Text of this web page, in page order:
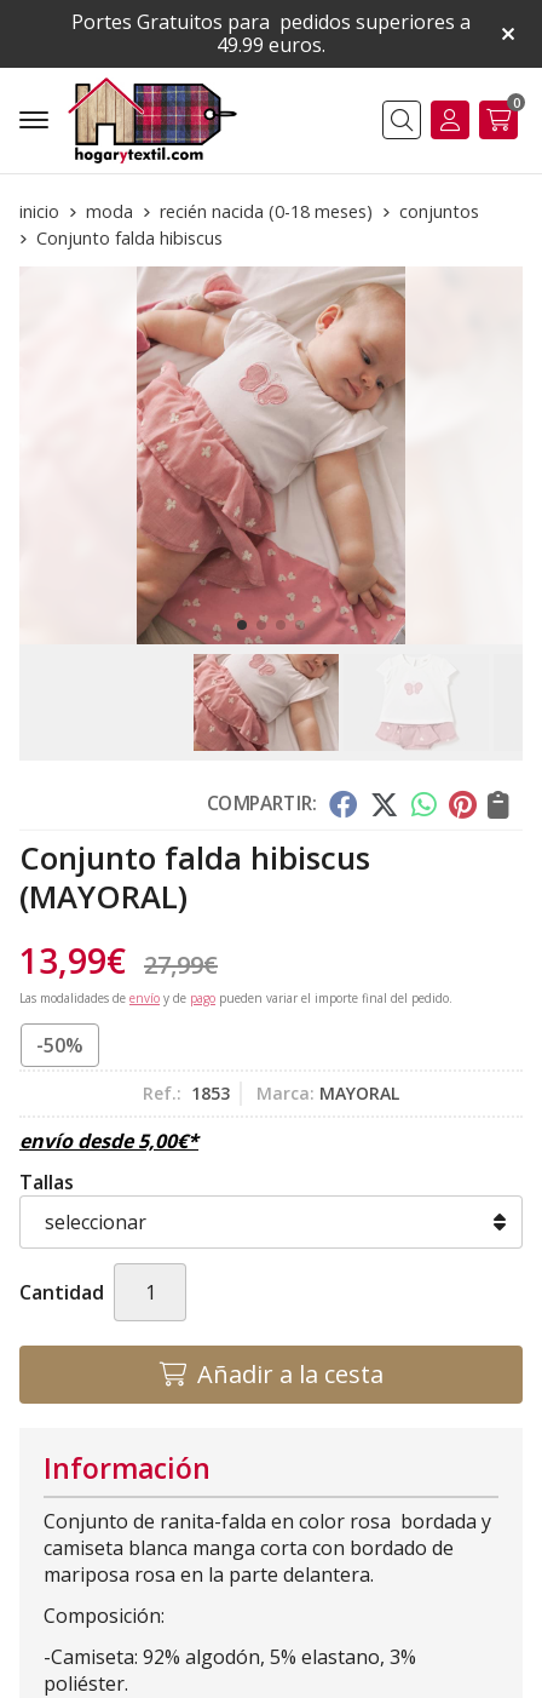
Portes Gratuitos para pedidos superiores a
49.99 euros.
Buscar
0
inicio moda recién nacida (0-18 meses)
conjuntos
Conjunto falda hibiscus
COMPARTIR:
Conjunto falda hibiscus
(MAYORAL)
13,99€ 27,99€
Las modalidades de envío y de pago pueden variar el importe final del pedido.
-50%
Ref.: 1853 Marca: MAYORAL
envío desde5,00€*
Tallas
Cantidad
Añadir a la cesta
Información
Conjunto de ranita-falda en color rosa bordada y
camiseta blanca manga corta con bordado de
mariposa rosa en la parte delantera.
Composición:
-Camiseta: 92% algodón, 5% elastano, 3%
poliéster.